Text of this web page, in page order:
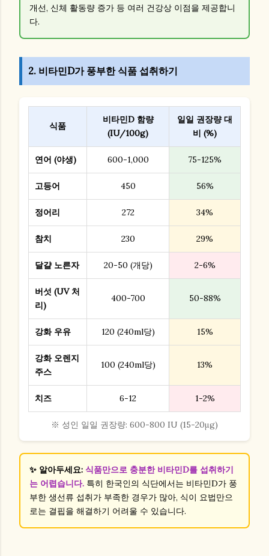
개선, 신체 활동량 증가 등 여러 건강상 이점을 제공합니
다.
2. 비타민D가 풍부한 식품 섭취하기
식품
비타민D 함량
(IU/100g)
일일 권장량 대
비 (%)
연어 (야생) 600-1,000 75-125%
고등어 450 56%
정어리 272 34%
참치 230 29%
달걀 노른자 20-50 (개당) 2-6%
버섯 (UV 처
리)
400-700 50-88%
강화 우유 120 (240ml당) 15%
강화 오렌지
주스
100 (240ml당) 13%
치즈 6-12 1-2%
※ 성인 일일 권장량: 600-800 IU (15-20μg)
✨ 알아두세요: 식품만으로 충분한 비타민D를 섭취하기
는 어렵습니다. 특히 한국인의 식단에서는 비타민D가 풍
부한 생선류 섭취가 부족한 경우가 많아, 식이 요법만으
로는 결핍을 해결하기 어려울 수 있습니다.